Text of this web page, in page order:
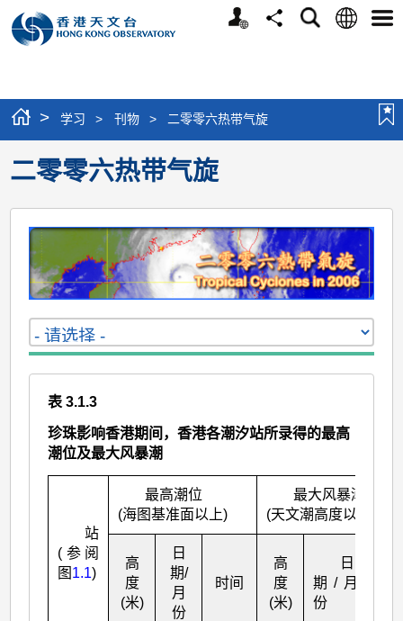
个
分
搜
语
选
> 学习 > 刊物 > 二零零六热带气旋
二零零六热带气旋
表 3.1.3
珍珠影响香港期间，香港各潮汐站所录得的最高
潮位及最大风暴潮
站
(参阅
图 1.1)
最高潮位
(海图基准面以上)
最大风暴潮
(天文潮高度以上)
高
度
(米)
日
期/
月
份
时间
高
度
(米)
日
期/月
份